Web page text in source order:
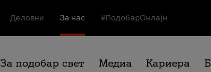
Деловни За нас #ПодобарОнлајн
За подобар свет Медиа Кариера